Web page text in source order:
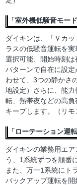
「室外機低騒音モード
ダイキンは、「Ｖカ
ラスの低騒音運転を
選択可能、開始時刻
パターンで自在に設
わせて、3つの静かさ
地設定）さらに、能
転、熱帯夜などの高
キープします。（リモ
「ローテーション運
ダイキンの業務用エ
う、1系統ずつを順番
また、万一1系統にト
バックアップ運転を